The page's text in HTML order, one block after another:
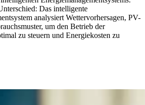
Das intelligente
analysiert Wettervorhersagen, PV-
um den Betrieb der
zu steuern und Energiekosten zu